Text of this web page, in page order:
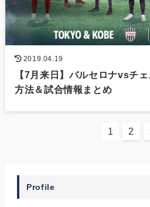
2019.04.19
【7月来日】バルセロナvsチ
方法＆試合情報まとめ
1 2
Profile